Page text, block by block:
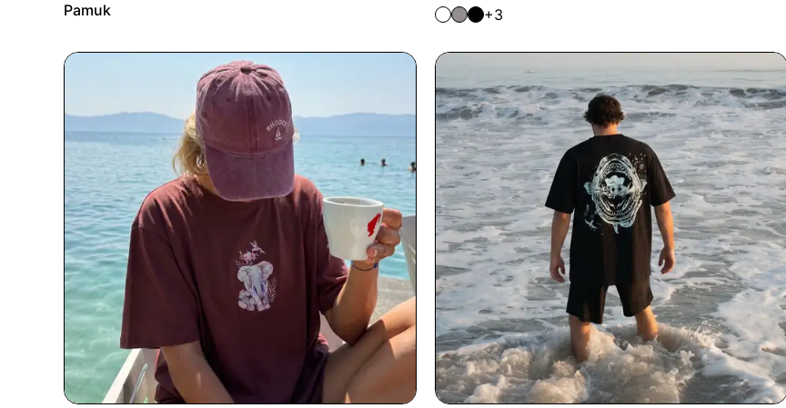
Pamuk
+3